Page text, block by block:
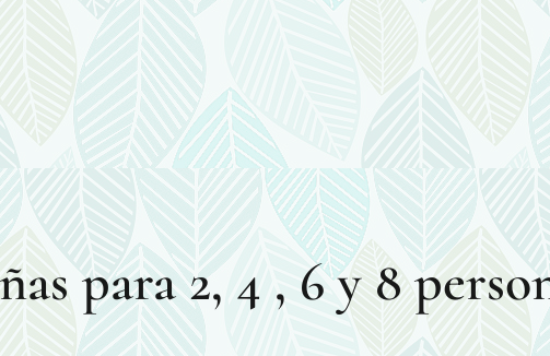
para 2, 4 , 6 y 8